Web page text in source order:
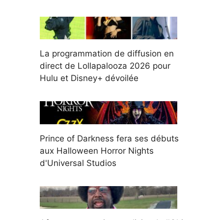
La programmation de diffusion en
direct de Lollapalooza 2026 pour
Hulu et Disney+ dévoilée
Prince of Darkness fera ses débuts
aux Halloween Horror Nights
d'Universal Studios